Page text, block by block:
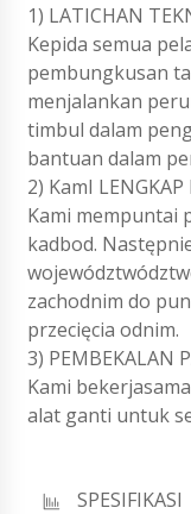
1) LATICHAN
Kepida semua
pembungkusan
menjalankan
timbul dalam
bantuan dalam
2) KamI
Kami mempuntai
kadbod.
zachodnim do
przecięcia odnim.
3) PEMBEKALAN
Kami
alat ganti untuk
SPESIFIKASI